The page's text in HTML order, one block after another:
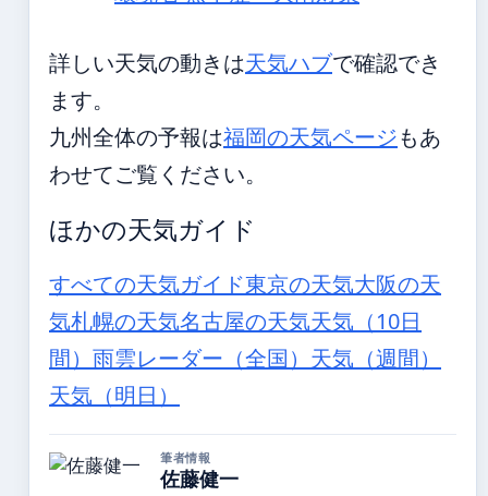
詳しい天気の動きは天気ハブで確認でき
ます。
九州全体の予報は福岡の天気ページもあ
わせてご覧ください。
ほかの天気ガイド
すべての天気ガイド東京の天気大阪の天
気札幌の天気名古屋の天気天気（10日
間） 雨雲レーダー（全国） 天気（週間）
天気（明日）
筆者情報
佐藤健一